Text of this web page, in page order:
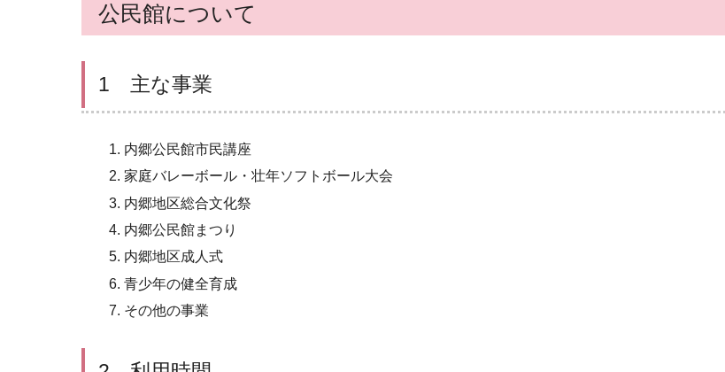
公民館について
1 主な事業
内郷公民館市民講座
家庭バレーボール・壮年ソフトボール大会
内郷地区総合文化祭
内郷公民館まつり
内郷地区成人式
青少年の健全育成
その他の事業